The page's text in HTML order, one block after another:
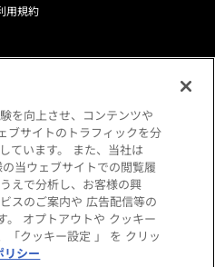
用規約
ーポリシー
ポリシー
について
マップ
を向上させ、コンテンツや
ブサイトのトラフィックを分
ています。 また、当社は
当ウェブサイトでの閲覧履
えで分析し、お客様の興
スのご案内や 広告配信等の
。 オプトアウトや クッキー
「クッキー設定 」 を クリッ
リシー